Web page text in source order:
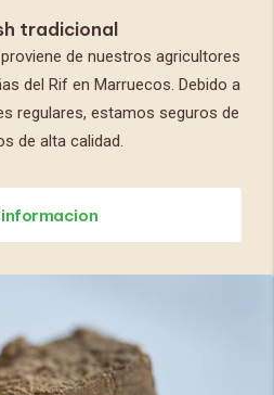
tradicional
de nuestros agricultores
del Rif en Marruecos. Debido a
regulares, estamos seguros de
de alta calidad.
informacion